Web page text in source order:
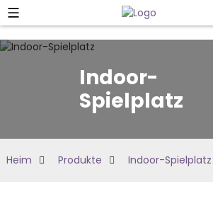
Indoor-
Spielplatz
Heim Produkte Indoor-Spielplatz